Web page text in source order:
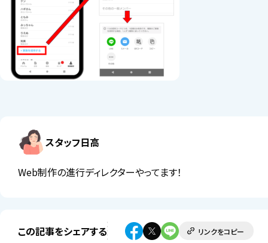
スタッフ日高
Web制作の進行ディレクターやってます！
この記事をシェアする リンクをコピー